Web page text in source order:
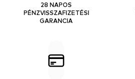
28 NAPOS
PÉNZVISSZAFIZETÉSI
GARANCIA